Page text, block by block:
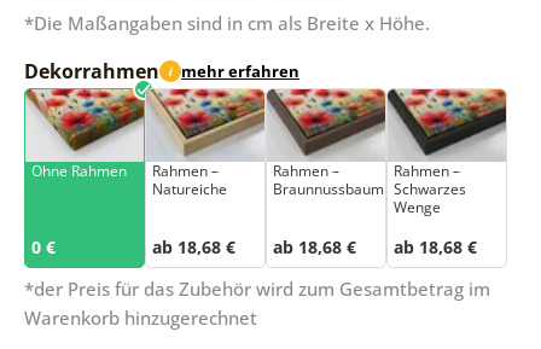
*Die Maßangaben sind in cm als Breite x Höhe.
Dekorrahmen i mehr erfahren
Ohne Rahmen
0 €
Rahmen –
Natureiche
ab 18,68 €
Rahmen –
Braunnussbaum
ab 18,68 €
Rahmen –
Schwarzes
Wenge
ab 18,68 €
*der Preis für das Zubehör wird zum Gesamtbetrag im
Warenkorb hinzugerechnet